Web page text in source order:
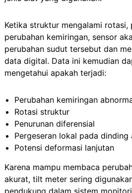
Ketika struktur mengalami rotasi,
perubahan kemiringan, sensor
perubahan sudut tersebut dan
data digital. Data ini kemudian
mengetahui apakah terjadi:
Perubahan kemiringan
Rotasi struktur
Penurunan diferensial
Pergeseran lokal pada dinding
Potensi deformasi lanjutan
Karena mampu membaca
akurat, tilt meter sering
pendukung dalam sistem